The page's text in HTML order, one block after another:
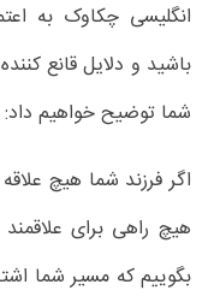
انگلیسی چکاوک به
باشید و دلایل قانع
شما توضیح خواهیم داد:
اگر فرزند شما هیچ
هیچ راهی برای
بگوییم که مسیر شما